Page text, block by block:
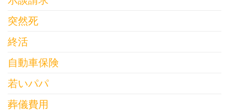
突然死
終活
自動車保険
若いパパ
葬儀費用